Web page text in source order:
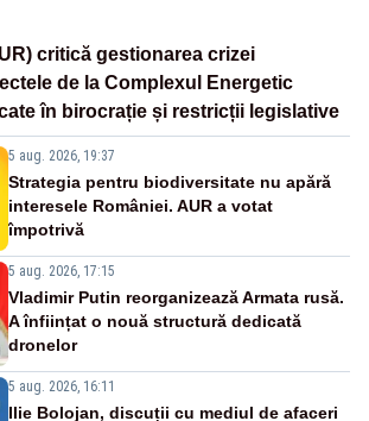
critică gestionarea crizei
de la Complexul Energetic
în birocrație și restricții legislative
5 aug. 2026, 19:37
Strategia pentru biodiversitate nu apără
interesele României. AUR a votat
împotrivă
5 aug. 2026, 17:15
Vladimir Putin reorganizează Armata rusă.
A înființat o nouă structură dedicată
dronelor
5 aug. 2026, 16:11
Ilie Bolojan, discuții cu mediul de afaceri